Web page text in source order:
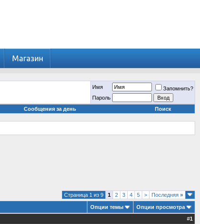
Магазин
Имя
Запомнить?
Пароль
Сообщения за день Поиск
Страница 1 из 9 1 2 3 4 5 > Последняя »
Опции темы
Опции просмотра
#1